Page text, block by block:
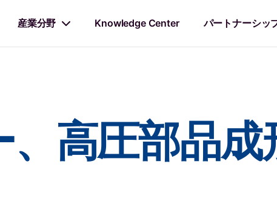
産業分野 Knowledge Center パートナーシッ
、高圧部品